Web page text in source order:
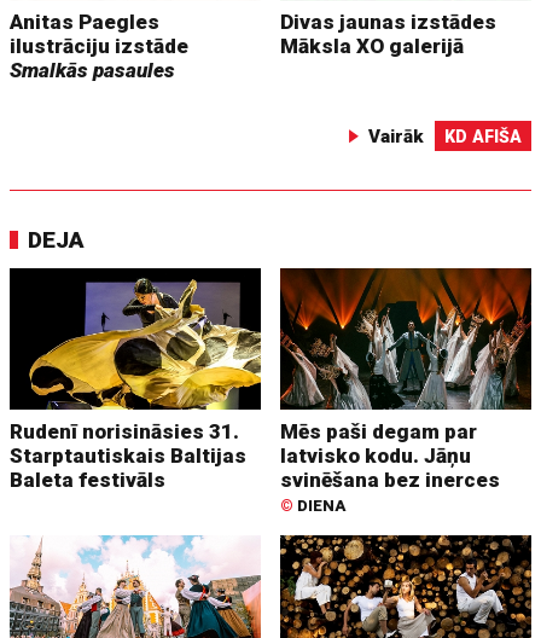
Anitas Paegles
ilustrāciju izstāde
Smalkās pasaules
Divas jaunas izstādes
Māksla XO galerijā
Vairāk KD AFIŠA
DEJA
Rudenī norisināsies 31.
Starptautiskais Baltijas
Baleta festivāls
Mēs paši degam par
latvisko kodu. Jāņu
svinēšana bez inerces
© DIENA